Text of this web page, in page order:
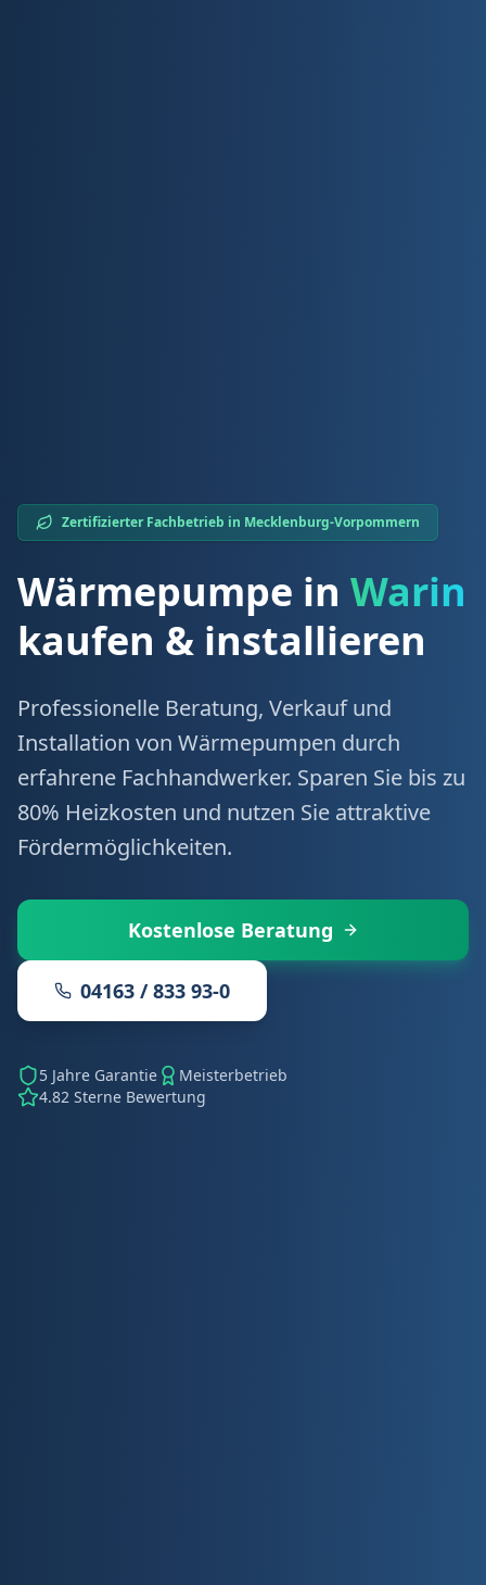
Zertifizierter Fachbetrieb in Mecklenburg-Vorpommern
Wärmepumpe in Warin
kaufen & installieren
Professionelle Beratung, Verkauf und
Installation von Wärmepumpen durch
erfahrene Fachhandwerker. Sparen Sie bis zu
80% Heizkosten und nutzen Sie attraktive
Fördermöglichkeiten.
Kostenlose Beratung
04163 / 833 93-0
5 Jahre Garantie
Meisterbetrieb
4.82 Sterne Bewertung